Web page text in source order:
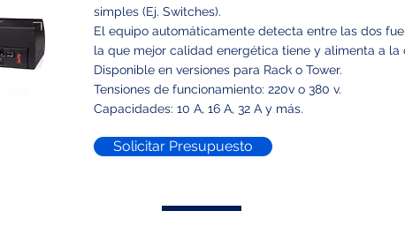
simples (Ej. Switches).
El equipo automáticamente detecta entre las dos
la que mejor calidad energética tiene y alimenta a la
Disponible en versiones para Rack o Tower.
Tensiones de funcionamiento: 220v o 380 v.
Capacidades: 10 A, 16 A, 32 A y más.
Solicitar Presupuesto